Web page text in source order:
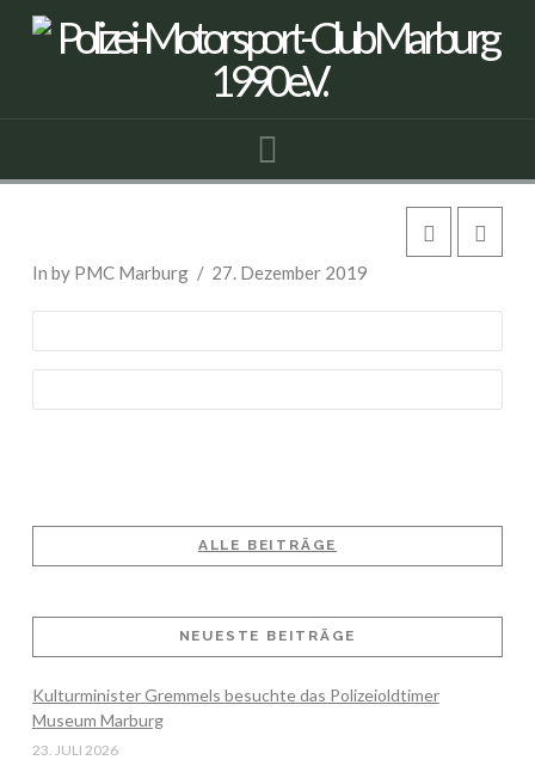
In by PMC Marburg 27. Dezember 2019
ALLE BEITRÄGE
NEUESTE BEITRÄGE
Kulturminister Gremmels besuchte das Polizeioldtimer
Museum Marburg
23. JULI 2026